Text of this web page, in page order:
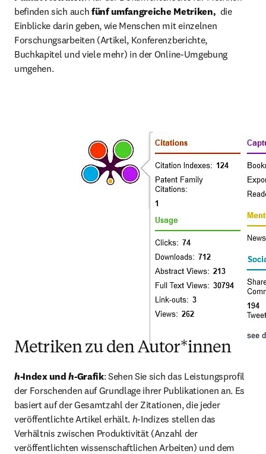
befinden sich auch fünf umfangreiche Metriken, die
Einblicke darin geben, wie Menschen mit einzelnen
Forschungsarbeiten (Artikel, Konferenzberichte,
Buchkapitel und viele mehr) in der Online-Umgebung
umgehen.
Metriken zu den Autor*innen
h-Index und h-Grafik: Sehen Sie sich das Leistungsprofil
der Forschenden auf Grundlage ihrer Publikationen an. Es
basiert auf der Gesamtzahl der Zitationen, die jeder
veröffentlichte Artikel erhält. h-Indizes stellen das
Verhältnis zwischen Produktivität (Anzahl der
veröffentlichten wissenschaftlichen Arbeiten) und dem